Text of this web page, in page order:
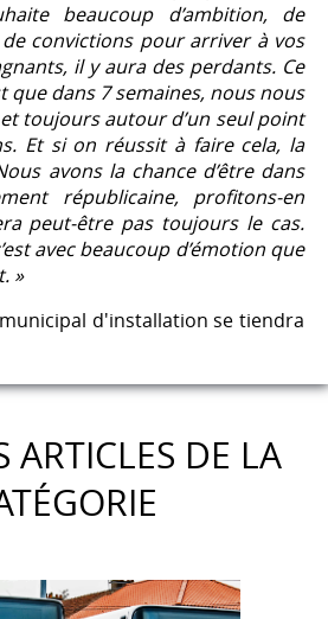
beaucoup d’ambition, de
convictions pour arriver à vos
il y aura des perdants. Ce
que dans 7 semaines, nous nous
toujours autour d’un seul point
Et si on réussit à faire cela, la
avons la chance d’être dans
républicaine, profitons-en
peut-être pas toujours le cas.
avec beaucoup d’émotion que
»
d'installation se tiendra
ARTICLES DE LA